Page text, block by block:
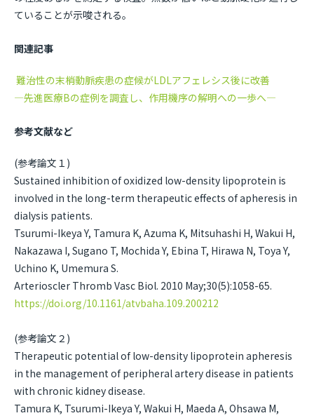
ていることが示唆される。
関連記事
難治性の末梢動脈疾患の症候がLDLアフェレシス後に改善
—先進医療Bの症例を調査し、作用機序の解明への一歩へ—
参考文献など
(参考論文１)
Sustained inhibition of oxidized low-density lipoprotein is
involved in the long-term therapeutic effects of apheresis in
dialysis patients.
Tsurumi-Ikeya Y, Tamura K, Azuma K, Mitsuhashi H, Wakui H,
Nakazawa I, Sugano T, Mochida Y, Ebina T, Hirawa N, Toya Y,
Uchino K, Umemura S.
Arterioscler Thromb Vasc Biol. 2010 May;30(5):1058-65.
https://doi.org/10.1161/atvbaha.109.200212
(参考論文２)
Therapeutic potential of low-density lipoprotein apheresis
in the management of peripheral artery disease in patients
with chronic kidney disease.
Tamura K, Tsurumi-Ikeya Y, Wakui H, Maeda A, Ohsawa M,